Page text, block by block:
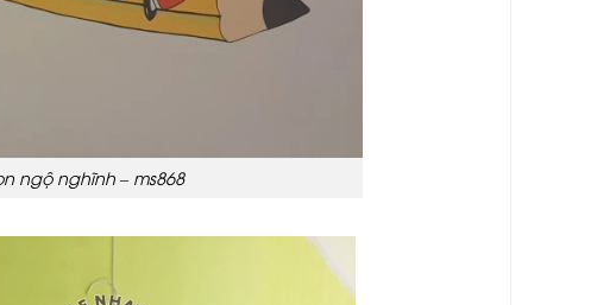
ngộ nghĩnh – ms868